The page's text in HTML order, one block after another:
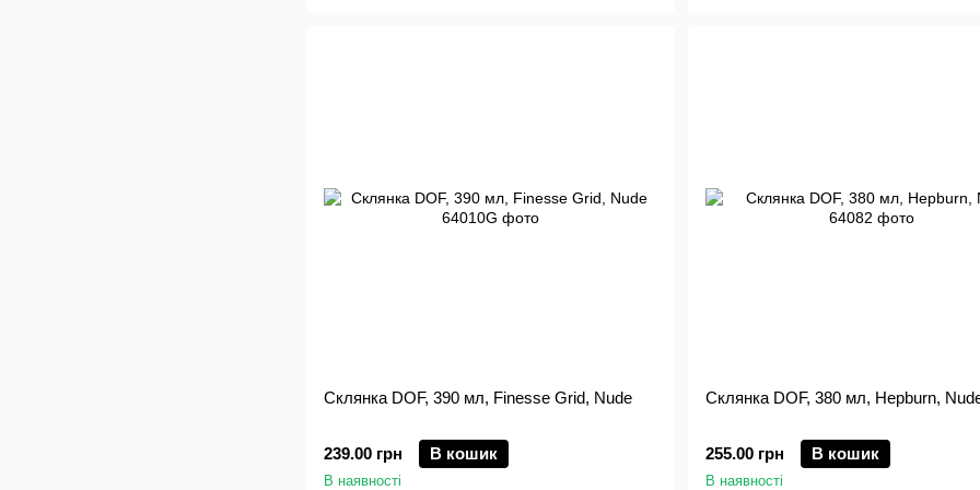
Склянка DOF, 390 мл, Finesse Grid, Nude
239.00 грн В кошик
В наявності
Склянка DOF, 380 мл, Hepburn,
255.00 грн В кошик
В наявності